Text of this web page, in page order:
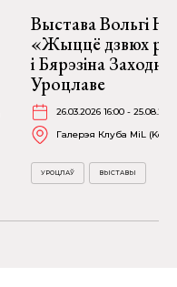
Выстава Вольгі
«Жыццё дзвюх
і Бярэзіна
Уроцлаве
26.03.2026 16:00 -
Галерэя Клуба MiL
УРОЦЛАЎ ВЫСТАВЫ